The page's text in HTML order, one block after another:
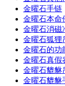
金曜石手链
金曜石本命
金曜石消磁
金曜石狐狸
金曜石的功
金曜石真假
金曜石貔貅
金曜石貔貅